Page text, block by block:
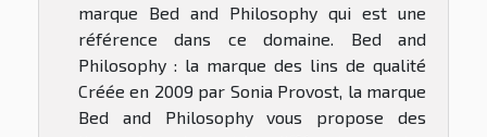
marque Bed and Philosophy qui est une
référence dans ce domaine. Bed and
Philosophy : la marque des lins de qualité
Créée en 2009 par Sonia Provost, la marque
Bed and Philosophy vous propose des